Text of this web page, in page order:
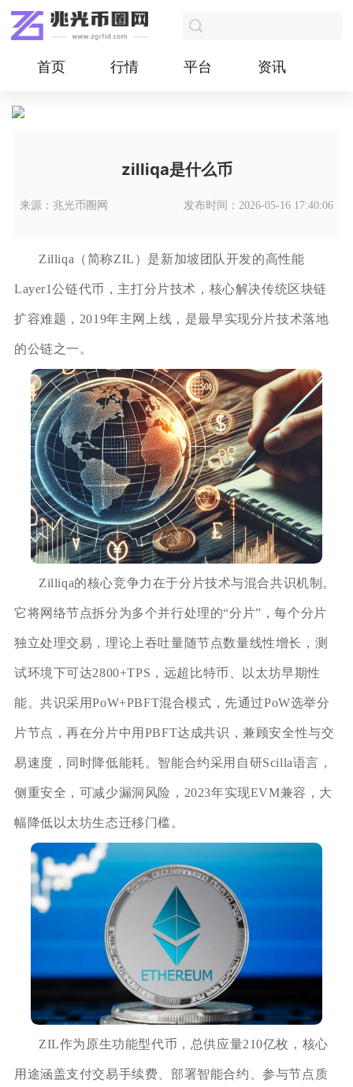
首页 行情 平台 资讯
zilliqa是什么币
来源：兆光币圈网 发布时间：2026-05-16 17:40:06
Zilliqa（简称ZIL）是新加坡团队开发的高性能
Layer1公链代币，主打分片技术，核心解决传统区块链
扩容难题，2019年主网上线，是最早实现分片技术落地
的公链之一。
Zilliqa的核心竞争力在于分片技术与混合共识机制。
它将网络节点拆分为多个并行处理的“分片”，每个分片
独立处理交易，理论上吞吐量随节点数量线性增长，测
试环境下可达2800+TPS，远超比特币、以太坊早期性
能。共识采用PoW+PBFT混合模式，先通过PoW选举分
片节点，再在分片中用PBFT达成共识，兼顾安全性与交
易速度，同时降低能耗。智能合约采用自研Scilla语言，
侧重安全，可减少漏洞风险，2023年实现EVM兼容，大
幅降低以太坊生态迁移门槛。
ZIL作为原生功能型代币，总供应量210亿枚，核心
用途涵盖支付交易手续费、部署智能合约、参与节点质